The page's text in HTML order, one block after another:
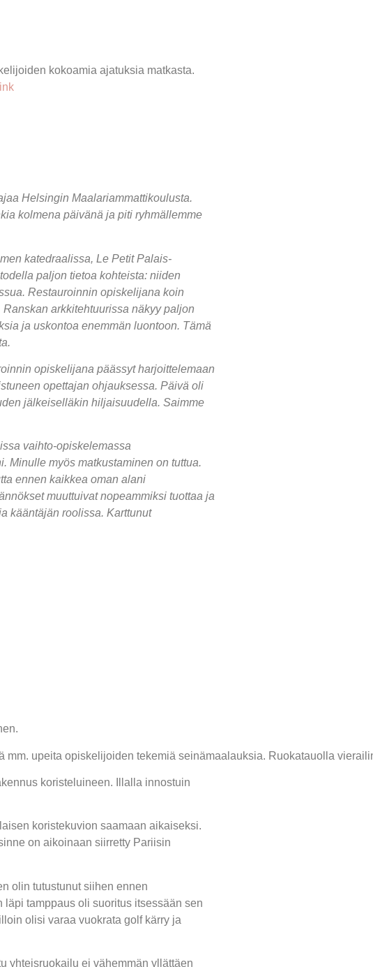
kokoamia ajatuksia matkasta.
Helsingin Maalariammattikoulusta.
kolmena päivänä ja piti ryhmällemme
katedraalissa, Le Petit Palais-
paljon tietoa kohteista: niiden
Restauroinnin opiskelijana koin
arkkitehtuurissa näkyy paljon
ja uskontoa enemmän luontoon. Tämä
opiskelijana päässyt harjoittelemaan
opettajan ohjauksessa. Päivä oli
jälkeiselläkin hiljaisuudella. Saimme
vaihto-opiskelemassa
Minulle myös matkustaminen on tuttua.
ennen kaikkea oman alani
muuttuivat nopeammiksi tuottaa ja
kääntäjän roolissa. Karttunut
upeita opiskelijoiden tekemiä seinämaalauksia. Ruokatauolla
koristeluineen. Illalla innostuin
koristekuvion saamaan aikaiseksi.
on aikoinaan siirretty Pariisin
olin tutustunut siihen ennen
tamppaus oli suoritus itsessään sen
olisi varaa vuokrata golf kärry ja
yhteisruokailu ei vähemmän yllättäen